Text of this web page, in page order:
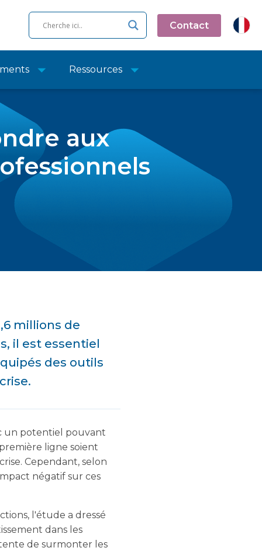
Contact
Ressources
aux
millions de
il est essentiel
des outils
un potentiel pouvant
ligne soient
Cependant, selon
négatif sur ces
l'étude a dressé
dans les
de surmonter les